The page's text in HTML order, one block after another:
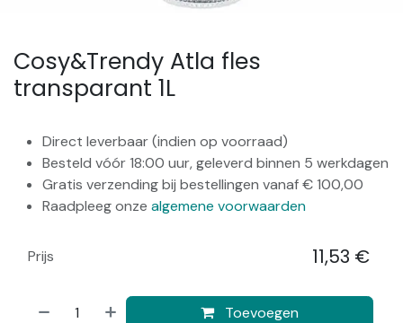
Cosy&Trendy Atla fles
transparant 1L
Direct leverbaar (indien op voorraad)
Besteld vóór 18:00 uur, geleverd binnen 5 werkdagen
Gratis verzending bij bestellingen vanaf € 100,00
Raadpleeg onze algemene voorwaarden
Toevoegen
Prijs 11,53 €